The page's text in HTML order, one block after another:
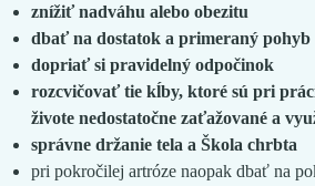
znížiť nadváhu alebo obezitu
dbať na dostatok a primeraný pohyb
dopriať si pravidelný odpočinok
rozcvičovať tie kĺby, ktoré sú pri
živote nedostatočne zaťažované a
správne držanie tela a Škola chrbta
pri pokročilej artróze naopak dbať na